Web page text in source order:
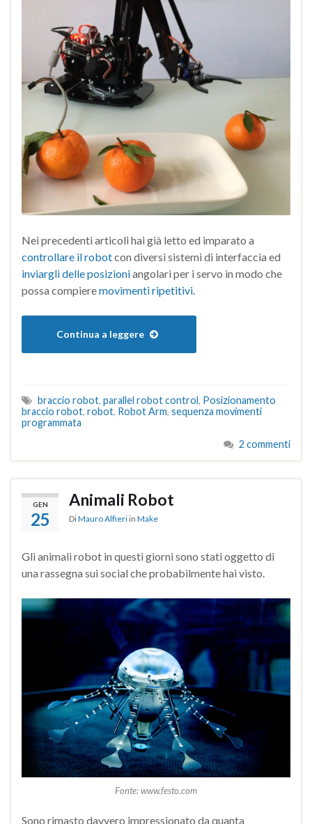
Nei precedenti articoli hai già letto ed imparato a
controllare il robotcon diversi sistemi di interfaccia ed
inviargli delle posizioniangolari per i servo in modo che
possa compieremovimenti ripetitivi.
Continua a leggere
braccio robot, parallel robot control, Posizionamento
braccio robot, robot, Robot Arm, sequenza movimenti
programmata
2 commenti
GEN
25
Animali Robot
DiMauro Alfieri in Make
Gli animali robot in questi giorni sono stati oggetto di
una rassegna sui social che probabilmente hai visto.
Fonte: www.festo.com
Sono rimasto davvero impressionato da quanta